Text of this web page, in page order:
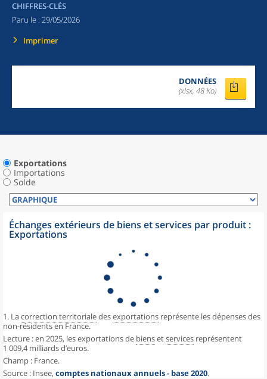
CHIFFRES-CLÉS
Paru le : 29/05/2026
Imprimer
DONNÉES
(xlsx, 48 Ko)
Exportations
Importations
Solde
Échanges extérieurs de biens et services par produit :
Exportations
1. Lacorrection territorialedesexportations représente les dépenses des
non-résidents en France.
Lecture : en 2025, les exportations de biensetservices représentent
1 009,4 milliards d’euros.
Champ : France.
Source : Insee, comptes nationaux annuels - base 2020.